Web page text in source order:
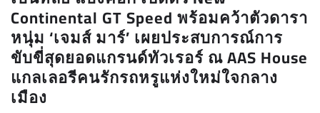
Continental GT Speed พร้อมคว้าตัวดารา
หนุ่ม ‘เจมส์ มาร์’ เผยประสบการณ์การ
ขับขี่สุดยอดแกรนด์ทัวเรอร์ ณ AAS House
แกลเลอรีคนรักรถหรูแห่งใหม่ใจกลาง
เมือง